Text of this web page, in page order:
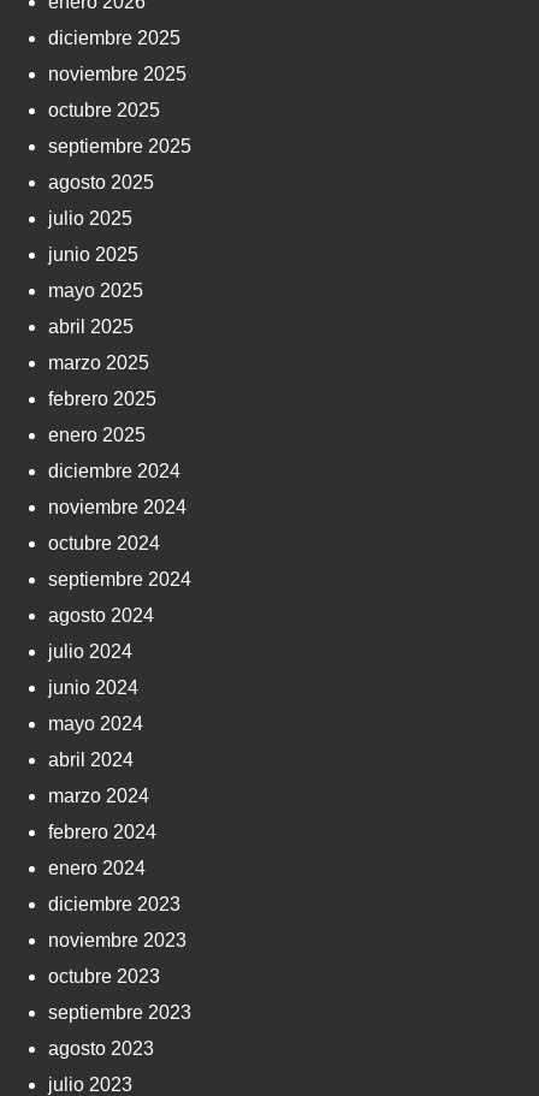
diciembre 2025
noviembre 2025
octubre 2025
septiembre 2025
agosto 2025
julio 2025
junio 2025
mayo 2025
abril 2025
marzo 2025
febrero 2025
enero 2025
diciembre 2024
noviembre 2024
octubre 2024
septiembre 2024
agosto 2024
julio 2024
junio 2024
mayo 2024
abril 2024
marzo 2024
febrero 2024
enero 2024
diciembre 2023
noviembre 2023
octubre 2023
septiembre 2023
agosto 2023
julio 2023